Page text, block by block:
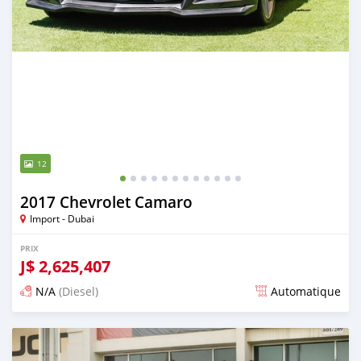
12
2017 Chevrolet Camaro
Import - Dubai
PRIX
J$2,625,407
N/A (Diesel) Automatique
Publié il y a presque 6 ans